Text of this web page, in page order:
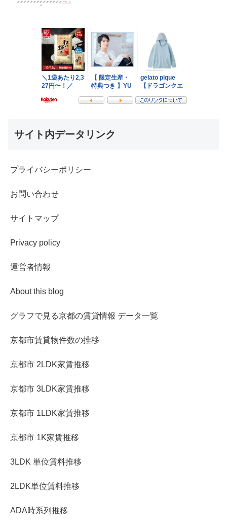
サイト内データリンク
プライバシーポリシー
お問い合わせ
サイトマップ
Privacy policy
運営者情報
About this blog
グラフで見る京都の賃貸情報 データ一覧
京都市賃貸物件数の推移
京都市 2LDK家賃推移
京都市 3LDK家賃推移
京都市 1LDK家賃推移
京都市 1K家賃推移
3LDK 単位賃料推移
2LDK単位賃料推移
ADA時系列推移